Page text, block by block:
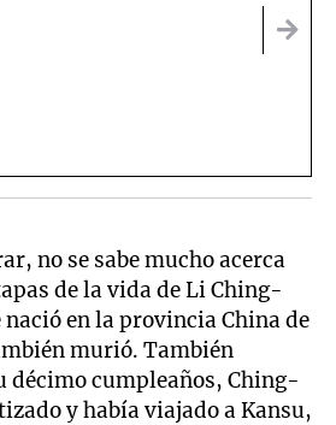
no se sabe mucho acerca
de la vida de Li Ching-
nació en la provincia China de
murió. También
décimo cumpleaños, Ching-
y había viajado a Kansu,